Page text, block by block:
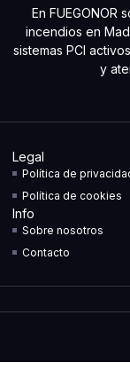
En FUEGONOR
incendios en
sistemas PCI
y
Legal
Política de
Política de cookies
Info
Sobre nosotros
Contacto